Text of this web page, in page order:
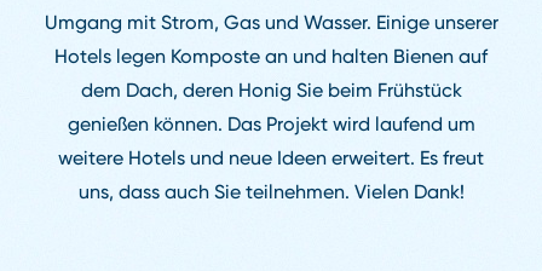
Umgang mit Strom, Gas und Wasser. Einige unserer
Hotels legen Komposte an und halten Bienen auf
dem Dach, deren Honig Sie beim Frühstück
genießen können. Das Projekt wird laufend um
weitere Hotels und neue Ideen erweitert. Es freut
uns, dass auch Sie teilnehmen. Vielen Dank!